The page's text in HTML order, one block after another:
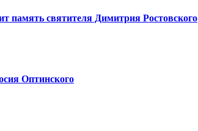
память святителя Димитрия Ростовского
Оптинского